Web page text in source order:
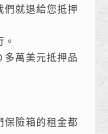
們就退給您抵押
多萬美元抵押品
保險箱的租金都